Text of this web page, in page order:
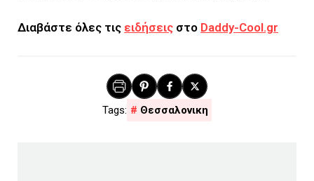
Διαβάστε όλες τις ειδήσεις στο Daddy-Cool.gr
Θεσσαλονικη